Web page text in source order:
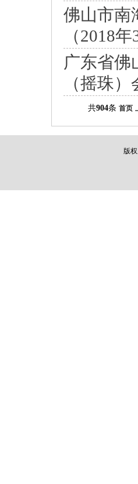
佛山市南
（2018
广东省佛
（摇珠
共904条 首页
版